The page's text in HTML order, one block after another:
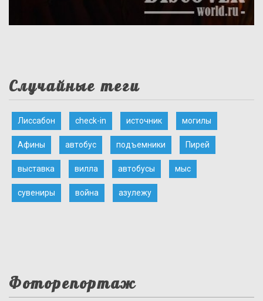
Случайные теги
Лиссабон check-in источник могилы
Афины автобус подъемники Пирей
выставка вилла автобусы мыс
сувениры война азулежу
Фоторепортаж